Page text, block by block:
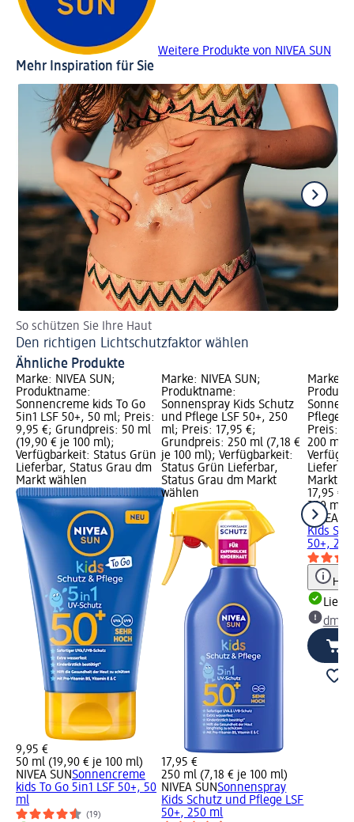
Weitere Produkte von NIVEA SUN
Mehr Inspiration für Sie
So schützen Sie Ihre Haut
Den richtigen Lichtschutzfaktor wählen
Ähnliche Produkte
Marke: NIVEA SUN;
Produktname:
Sonnencreme kids To Go
5in1 LSF 50+, 50 ml; Preis:
9,95 €; Grundpreis: 50 ml
(19,90 € je 100 ml);
Verfügbarkeit: Status Grün
Lieferbar, Status Grau dm
Markt wählen
9,95 €
50 ml (19,90 € je 100 ml)
NIVEA SUNSonnencreme
kids To Go 5in1 LSF 50+, 50
ml
(19)
Marke: NIVEA SUN;
Produktname:
Sonnenspray Kids Schutz
und Pflege LSF 50+, 250
ml; Preis: 17,95 €;
Grundpreis: 250 ml (7,18 €
je 100 ml); Verfügbarkeit:
Status Grün Lieferbar,
Status Grau dm Markt
wählen
17,95 €
250 ml (7,18 € je 100 ml)
NIVEA SUNSonnenspray
Kids Schutz und Pflege LSF
50+, 250 ml
Marke:
Pflege
Preis:
200 ml
Markt
17,95 €
200 ml
NIVEA
Kids
50+,
dm